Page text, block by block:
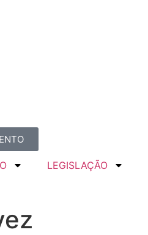
LEGISLAÇÃO